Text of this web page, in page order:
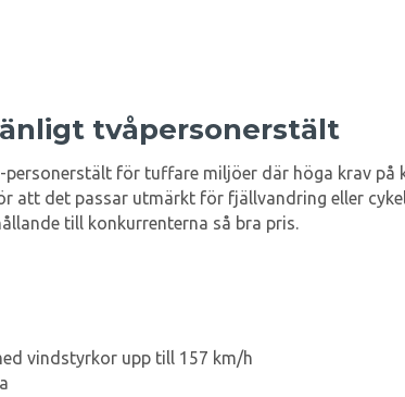
tvåpersonerstält
för tuffare miljöer där höga krav
att det passar utmärkt för fjällvandring eller
till konkurrenterna så bra pris.
vindstyrkor upp till 157 km/h